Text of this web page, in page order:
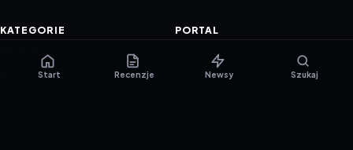
KATEGORIE
PORADNIKI
PORTAL
Polityka prywatności
Start Recenzje Newsy Szukaj